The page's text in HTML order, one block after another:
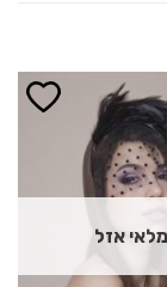
WISHLIST
אזל